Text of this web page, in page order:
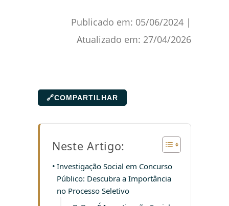
Publicado em: 05/06/2024 |
Atualizado em: 27/04/2026
🔗COMPARTILHAR
Neste Artigo:
Investigação Social em Concurso
Público: Descubra a Importância
no Processo Seletivo